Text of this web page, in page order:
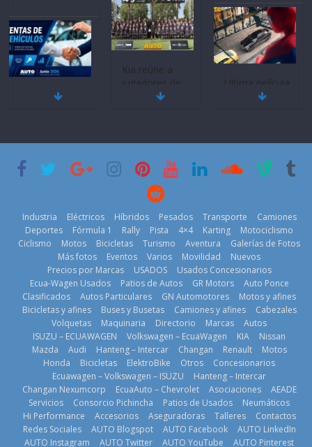
Mercado
historia
11 de julio de
BMW, Toyota,
Bosch y
prueban flota
que usa
gasolina 100%
renovable
25 de julio de
2026
Kia reúne a
jugadores de
fútbol de todo
2026
La Vuelta al
Ecuador 2026,
edición 47ª,
recorre 7
provincias en 8
días
1 de agosto de
2026
Ultima película
‘Spider‑Man:
29 de julio de
¿Qué puede
pasar con tu
vehículo si
permanece
varios días sin
usar?
3 de agosto de
2026
Industria Eléctricos Híbridos Pesados Transporte
Camiones
Deportes
Fórmula 1 Rally Pista 4×4 Karting
Motociclismo
Ciclismo
Motos Bicicletas Turismo Aventura
Galerías de Fotos
Más fotos
Eventos Varios Movilidad
Nuevos
Precios por Marcas
USADOS
Usados Concesionarios
Ecua-Wagen Usados
Patios de Autos GR Motors
Auto Ponce
Clasificados
Autos Particulares GN Automotores
Motos y afines
Bicicletas y afines
Buses y Busetas Camiones y afines
Cabezales
Volquetas
Maquinaria Directorio Marcas
Autos
ISUZU – ECUAWAGEN
Volkswagen – EcuaWagen KIA
Nissan
Mazda
Audi Hanteng – Intercar Changan Renault
Motos
Honda
Bicicletas ElektroBike Otros
Concesionarios
Ecuawagen – Volkswagen – ISUZU
Hanteng – Intercar
Changan Nexumcorp
EcuaAuto – Chevrolet Asociaciones
AEADE
Servicios
Consorcio Pichincha Patios de Usados
Neumáticos
Hi Performance
Accesorios Aseguradoras Talleres
Contactos
Redes Sociales
AUTO Blogspot AUTO Facebook
AUTO LinkedIn
AUTO Instagram
AUTO Twitter AUTO YouTube AUTO Pinterest